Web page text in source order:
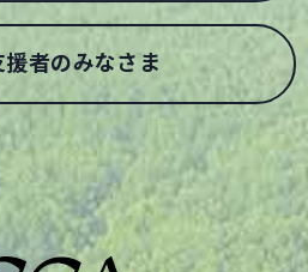
援者のみなさま